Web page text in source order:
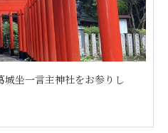
城坐一言主神社をお参りし